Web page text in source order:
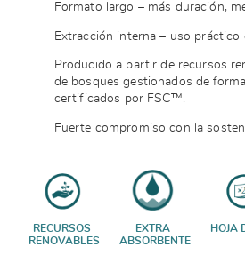
Formato largo – más duración,
Extracción interna – uso práctico
Producido a partir de recursos
de bosques gestionados de
certificados por FSC™.
Fuerte compromiso con la
RECURSOS
RENOVABLES
EXTRA
ABSORBENTE
HOJA